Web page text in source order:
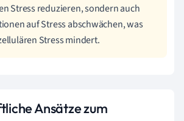
Stress reduzieren, sondern auch
auf Stress abschwächen, was
Stress mindert.
Ansätze zum